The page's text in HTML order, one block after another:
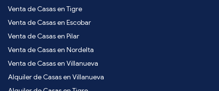
Venta de Casas en Tigre
Venta de Casas en Escobar
Venta de Casas en Pilar
Venta de Casas en Nordelta
Venta de Casas en Villanueva
Alquiler de Casas en Villanueva